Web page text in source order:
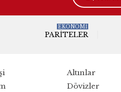
PARITELER
EKONOMİ
Altınlar
Dövizler